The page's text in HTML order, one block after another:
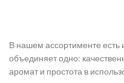
В нашем ассортименте есть
объединяет одно:
аромат и простота в